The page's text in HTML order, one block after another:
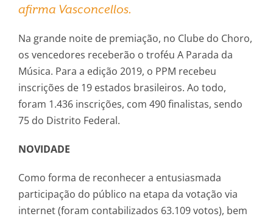
afirma Vasconcellos.
Na grande noite de premiação, no Clube do Choro,
os vencedores receberão o troféu A Parada da
Música. Para a edição 2019, o PPM recebeu
inscrições de 19 estados brasileiros. Ao todo,
foram 1.436 inscrições, com 490 finalistas, sendo
75 do Distrito Federal.
NOVIDADE
Como forma de reconhecer a entusiasmada
participação do público na etapa da votação via
internet (foram contabilizados 63.109 votos), bem